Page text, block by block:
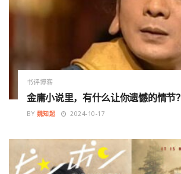
书评博客
金庸小说里，有什么让你遗憾的情节？
BY 魏知超 2024-10-17